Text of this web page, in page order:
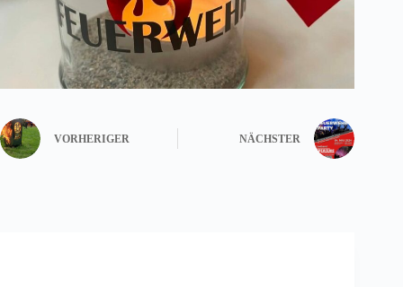
VORHERIGER NÄCHSTER